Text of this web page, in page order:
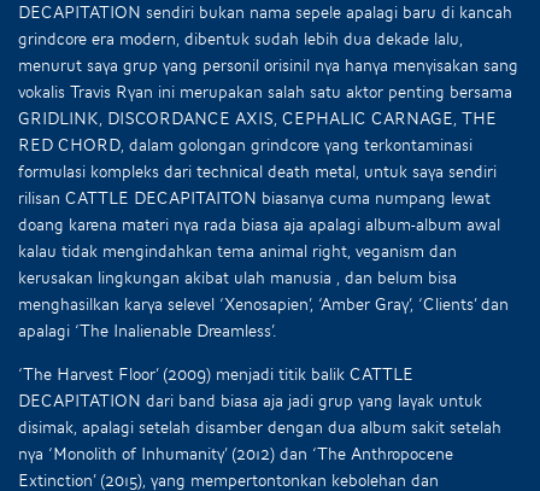
DECAPITATION sendiri bukan nama sepele apalagi baru di kancah
grindcore era modern, dibentuk sudah lebih dua dekade lalu,
menurut saya grup yang personil orisinil nya hanya menyisakan sang
vokalis Travis Ryan ini merupakan salah satu aktor penting bersama
GRIDLINK, DISCORDANCE AXIS, CEPHALIC CARNAGE, THE
RED CHORD, dalam golongan grindcore yang terkontaminasi
formulasi kompleks dari technical death metal, untuk saya sendiri
rilisan CATTLE DECAPITAITON biasanya cuma numpang lewat
doang karena materi nya rada biasa aja apalagi album-album awal
kalau tidak mengindahkan tema animal right, veganism dan
kerusakan lingkungan akibat ulah manusia , dan belum bisa
menghasilkan karya selevel ‘Xenosapien’, ‘Amber Gray’, ‘Clients’ dan
apalagi ‘The Inalienable Dreamless’.
‘The Harvest Floor’ (2009) menjadi titik balik CATTLE
DECAPITATION dari band biasa aja jadi grup yang layak untuk
disimak, apalagi setelah disamber dengan dua album sakit setelah
nya ‘Monolith of Inhumanity’ (2012) dan ‘The Anthropocene
Extinction’ (2015), yang mempertontonkan kebolehan dan